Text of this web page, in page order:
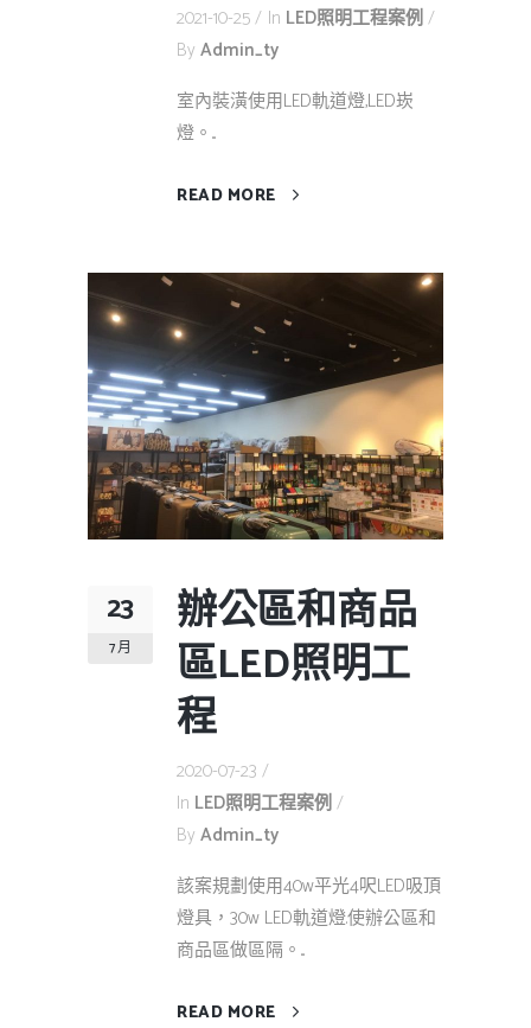
2021-10-25 In LED照明工程案例
By Admin_ty
室內裝潢使用LED軌道燈,LED崁
燈。...
READ MORE
23
7 月
辦公區和商品
區LED照明工
程
2020-07-23
In LED照明工程案例
By Admin_ty
該案規劃使用40w平光4呎LED吸頂
燈具，30w LED軌道燈.使辦公區和
商品區做區隔。...
READ MORE